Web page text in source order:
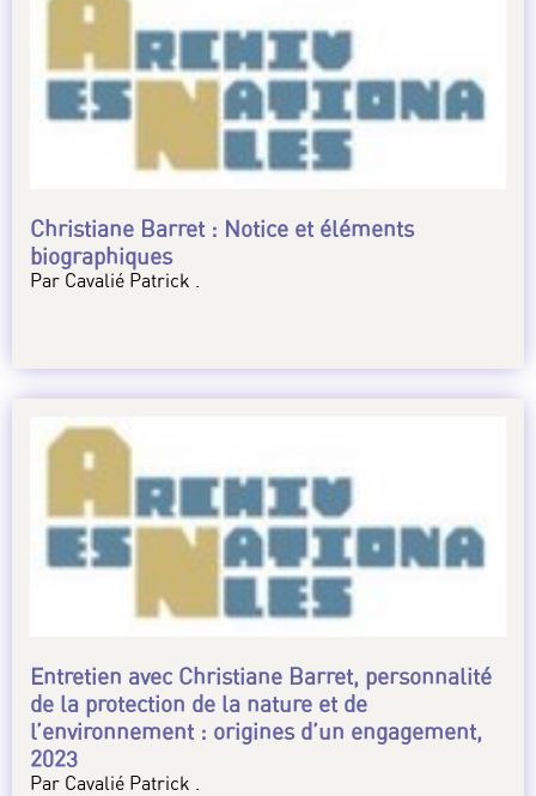
Christiane Barret : Notice et éléments
biographiques
Par Cavalié Patrick .
Entretien avec Christiane Barret, personnalité
de la protection de la nature et de
l’environnement : origines d’un engagement,
2023
Par Cavalié Patrick .